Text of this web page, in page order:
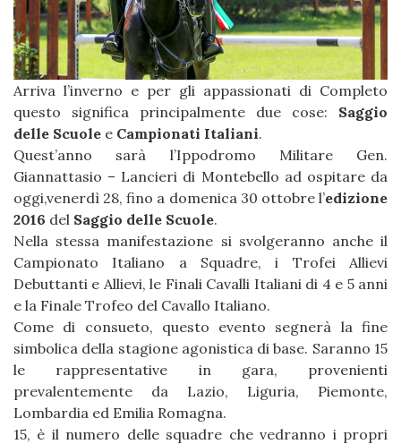
Arriva l’inverno e per gli appassionati di Completo
questo significa principalmente due cose: Saggio
delle Scuole e Campionati Italiani.
Quest’anno sarà l’Ippodromo Militare Gen.
Giannattasio – Lancieri di Montebello ad ospitare da
oggi,venerdì 28, fino a domenica 30 ottobre l’edizione
2016 del Saggio delle Scuole.
Nella stessa manifestazione si svolgeranno anche il
Campionato Italiano a Squadre, i Trofei Allievi
Debuttanti e Allievi, le Finali Cavalli Italiani di 4 e 5 anni
e la Finale Trofeo del Cavallo Italiano.
Come di consueto, questo evento segnerà la fine
simbolica della stagione agonistica di base. Saranno 15
le rappresentative in gara, provenienti
prevalentemente da Lazio, Liguria, Piemonte,
Lombardia ed Emilia Romagna.
15, è il numero delle squadre che vedranno i propri